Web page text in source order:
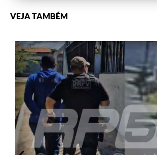
VEJA TAMBÉM